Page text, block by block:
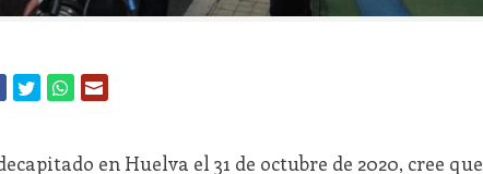
en Huelva el 31 de octubre de 2020, cree que